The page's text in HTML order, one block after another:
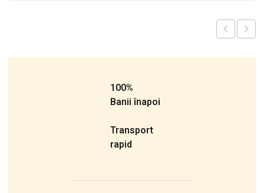
100%
Banii înapoi
Transport
rapid